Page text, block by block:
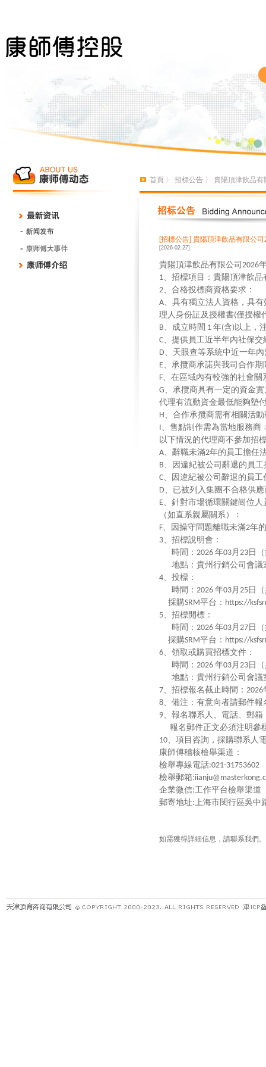
首頁 〉 招標公告 〉 貴陽頂津飲品
[招標公告] 貴陽頂津飲品有限公
[2026-02-27]
貴陽頂津飲品有限公司 2026
1、招標項目：貴陽頂津飲品
2、合格投標商資格要求：
A、具有獨立法人資格，具
理人身份証及授權書(僅授權
B、成立時間 1 年(含)以上，
C、提供員工近半年內社保交
D、天眼查等系統中近一年
E、承攬商承諾與我司合作
F、在區域內有較強的社會
G、承攬商具有一定的資金
代理有流動資金最低能夠墊
H、合作承攬商需有相關活
I、售點制作需為當地服務商
以下情況的代理商不參加招
A、辭職未滿2年的員工擔任
B、因違紀被公司辭退的員
C、因違紀被公司辭退的員
D、已被列入集團不合格供
E、針對市場循環關鍵崗位
（如直系親屬關系）﹔
F、因操守問題離職未滿2年
3、招標說明會：
時間： 2026 年03月 23 日
地點：貴州行銷公司會
4、投標：
時間： 2026 年03月 25 日
採購SRM平台： https://
5、招標開標：
時間： 2026 年03月 27 日
採購SRM平台： https://
6、領取或購買招標文件：
時間： 2026 年03月 23 日
地點：貴州行銷公司會
7、招標報名截止時間： 2026
8、備注：有意向者請郵件
9、報名聯系人、電話、郵箱
報名郵件正文必須注明參
10、項目咨詢，採購聯系人
康師傅稽核檢舉渠道：
檢舉專線電話:021-31753602
檢舉郵箱
企業微信:工作平台檢舉渠道
郵寄地址:上海市閔行區吳中
如需獲得詳細信息，請聯系我們。